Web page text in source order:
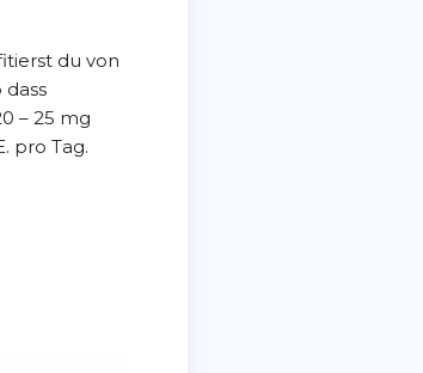
du von
– 25 mg
pro Tag.